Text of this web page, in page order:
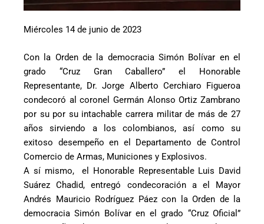
Miércoles 14 de junio de 2023
Con la Orden de la democracia Simón Bolívar en el
grado “Cruz Gran Caballero” el Honorable
Representante, Dr. Jorge Alberto Cerchiaro Figueroa
condecoró al coronel Germán Alonso Ortiz Zambrano
por su por su intachable carrera militar de más de 27
años sirviendo a los colombianos, así como su
exitoso desempeño en el Departamento de Control
Comercio de Armas, Municiones y Explosivos.
A sí mismo, el Honorable Representable Luis David
Suárez Chadid, entregó condecoración a el Mayor
Andrés Mauricio Rodríguez Páez con la Orden de la
democracia Simón Bolívar en el grado “Cruz Oficial”